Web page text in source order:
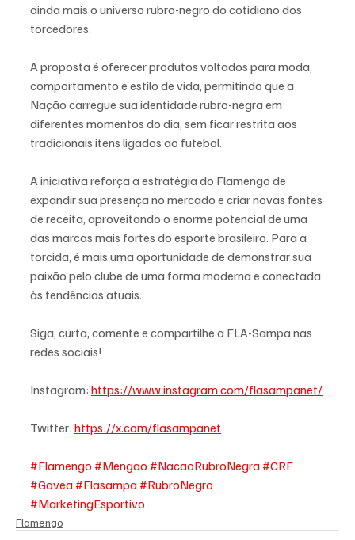
ainda mais o universo rubro-negro do cotidiano dos
torcedores.
A proposta é oferecer produtos voltados para moda,
comportamento e estilo de vida, permitindo que a
Nação carregue sua identidade rubro-negra em
diferentes momentos do dia, sem ficar restrita aos
tradicionais itens ligados ao futebol.
A iniciativa reforça a estratégia do Flamengo de
expandir sua presença no mercado e criar novas fontes
de receita, aproveitando o enorme potencial de uma
das marcas mais fortes do esporte brasileiro. Para a
torcida, é mais uma oportunidade de demonstrar sua
paixão pelo clube de uma forma moderna e conectada
às tendências atuais.
Siga, curta, comente e compartilhe a FLA-Sampa nas
redes sociais!
Instagram: https://www.instagram.com/flasampanet/
Twitter: https://x.com/flasampanet
#Flamengo #Mengao #NacaoRubroNegra #CRF
#Gavea #Flasampa #RubroNegro
#MarketingEsportivo
Flamengo